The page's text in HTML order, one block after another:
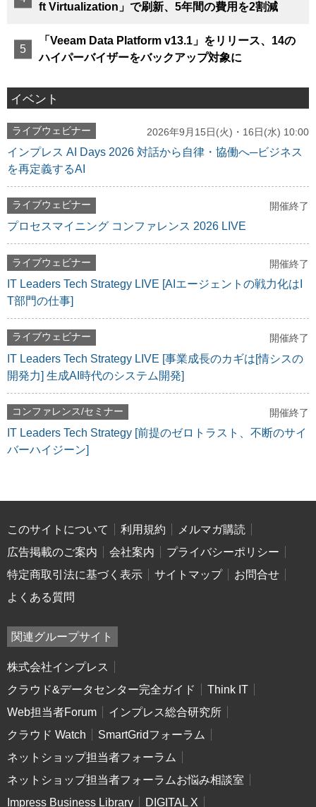
ft Virtualization」で刷新、5年間の費用を2割減
「Veeam Data Platform v13.1」をリリース、14の
ハイパーバイザーをバックアップ対象に
イベント
ライブウェビナー 2026年9月15日(火)・16日(水) 10:00
インプレス AI Days 2026 対話から自律・協働へ─ビジネス
を再定義するAI
ライブウェビナー 開催終了
プロセスマイニング コンファレンス 2026 LIVE
ライブウェビナー 開催終了
IT Leaders Tech Strategy LIVE [AIエージェントの戦力化はI
T部門の仕事]
ライブウェビナー 開催終了
IT Leaders Tech Strategy LIVE [事業成長のカギは[情シスの
開発力] 生成AI時代のシステム開発]
コンファレンス/セミナー 開催終了
IT Leaders Tech Strategy [前提のゼロトラスト、不断のサイ
バーハイジーン]
このサイトについて 利用規約
メルマガ購読
広告掲載のご案内
会社案内
プライバシーポリシー
特定商取引法に基づく表示
サイトマップ
お問合せ
よくある質問
関連グループサイト
株式会社インプレス
クラウド&データセンター完全ガイド
Think IT
Web担当者Forum
インプレス総合研究所
クラウド Watch
SmartGridフォーラム
ネットショップ担当者フォーラム
ネットショップ担当者フォーラムお悩み相談室
Impress Business Library
DIGITAL X